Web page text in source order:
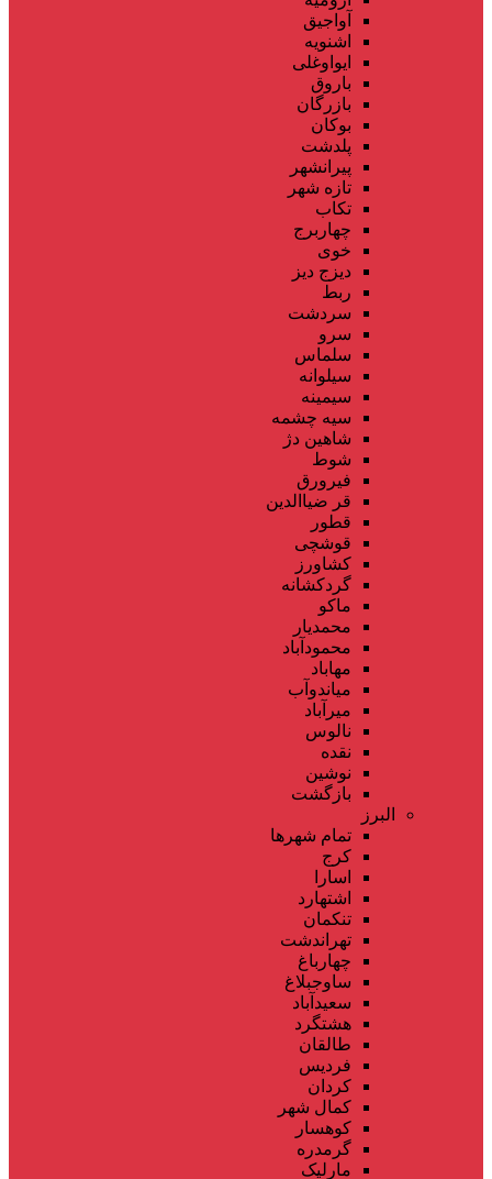
آواجیق
اشنویه
ایواوغلی
باروق
بازرگان
بوکان
پلدشت
پیرانشهر
تازه شهر
تکاب
چهاربرج
خوی
دیزج دیز
ربط
سردشت
سرو
سلماس
سیلوانه
سیمینه
سیه چشمه
شاهین دژ
شوط
فیرورق
قر ضیاالدین
قطور
قوشچی
کشاورز
گردکشانه
ماکو
محمدیار
محمودآباد
مهاباد
میاندوآب
میرآباد
نالوس
نقده
نوشین
بازگشت
البرز
تمام شهر‌ها
کرج
اسارا
اشتهارد
تنکمان
تهراندشت
چهارباغ
ساوجبلاغ
سعیدآباد
هشتگرد
طالقان
فردیس
کردان
کمال شهر
کوهسار
گرمدره
مارلیک